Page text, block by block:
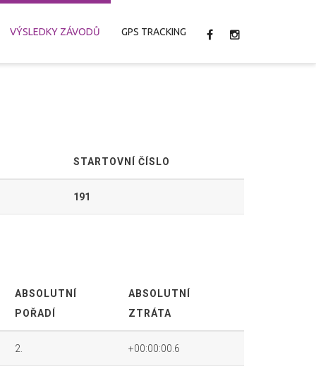
VÝSLEDKY ZÁVODŮ GPS TRACKING
STARTOVNÍ ČÍSLO
191
ABSOLUTNÍ
POŘADÍ
ABSOLUTNÍ
ZTRÁTA
2. +00:00:00.6